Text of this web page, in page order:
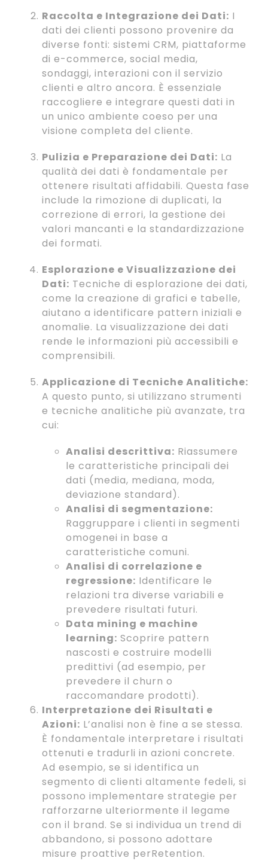
Raccolta e Integrazione dei Dati: I
dati dei clienti possono provenire da
diverse fonti: sistemi CRM, piattaforme
di e-commerce, social media,
sondaggi, interazioni con il servizio
clienti e altro ancora. È essenziale
raccogliere e integrare questi dati in
un unico ambiente coeso per una
visione completa del cliente.
Pulizia e Preparazione dei Dati: La
qualità dei dati è fondamentale per
ottenere risultati affidabili. Questa fase
include la rimozione di duplicati, la
correzione di errori, la gestione dei
valori mancanti e la standardizzazione
dei formati.
Esplorazione e Visualizzazione dei
Dati: Tecniche di esplorazione dei dati,
come la creazione di grafici e tabelle,
aiutano a identificare pattern iniziali e
anomalie. La visualizzazione dei dati
rende le informazioni più accessibili e
comprensibili.
Applicazione di Tecniche Analitiche:
A questo punto, si utilizzano strumenti
e tecniche analitiche più avanzate, tra
cui:
Analisi descrittiva: Riassumere
le caratteristiche principali dei
dati (media, mediana, moda,
deviazione standard).
Analisi di segmentazione:
Raggruppare i clienti in segmenti
omogenei in base a
caratteristiche comuni.
Analisi di correlazione e
regressione: Identificare le
relazioni tra diverse variabili e
prevedere risultati futuri.
Data mining e machine
learning: Scoprire pattern
nascosti e costruire modelli
predittivi (ad esempio, per
prevedere il churn o
raccomandare prodotti).
Interpretazione dei Risultati e
Azioni: L’analisi non è fine a se stessa.
È fondamentale interpretare i risultati
ottenuti e tradurli in azioni concrete.
Ad esempio, se si identifica un
segmento di clienti altamente fedeli, si
possono implementare strategie per
rafforzarne ulteriormente il legame
con il brand. Se si individua un trend di
abbandono, si possono adottare
misure proattive perRetention.